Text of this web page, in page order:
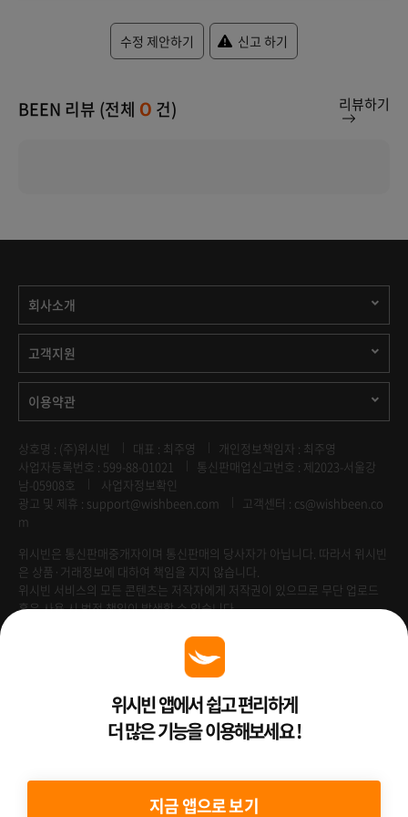
수정 제안하기 신고 하기
BEEN 리뷰 (전체 0 건) 리뷰하기
회사소개
고객지원
이용약관
상호명 : (주)위시빈 대표 : 최주영
개인정보책임자 : 최주영
사업자등록번호 : 599-88-01021
통신판매업신고번호 : 제2023-서울강
남-05908호
사업자정보확인
광고 및 제휴 : support@wishbeen.com
고객센터 : cs@wishbeen.co
m
위시빈은 통신판매중개자이며 통신판매의 당사자가 아닙니다. 따라서 위시빈
은 상품·거래정보에 대하여 책임을 지지 않습니다.
위시빈 서비스의 모든 콘텐츠는 저작자에게 저작권이 있으므로 무단 업로드
혹은 사용 시 법적 책임이 발생할 수 있습니다.
Venture Enterprise위시빈 앱에서 쉽고 편리하게
더 많은 기능을 이용해보세요 !
지금 앱으로 보기